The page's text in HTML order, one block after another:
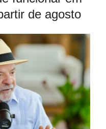
de agosto